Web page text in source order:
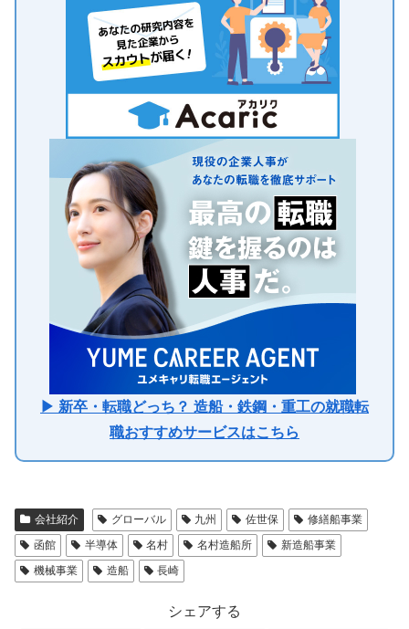
▶ 新卒・転職どっち？ 造船・鉄鋼・重工の就職転
職おすすめサービスはこちら
会社紹介 グローバル 九州 佐世保
修繕船事業
函館
半導体 名村 名村造船所
新造船事業
機械事業
造船 長崎
シェアする